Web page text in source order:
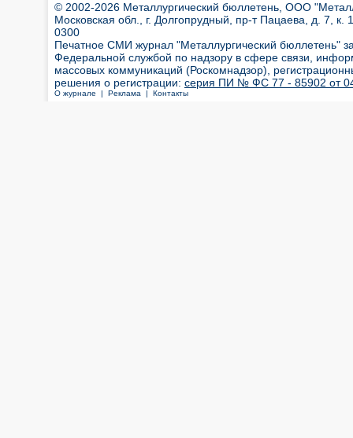
© 2002-2026 Металлургический бюллетень, ООО
Московская обл., г. Долгопрудный, пр-т Пацаева, д. 7,
0300
Печатное СМИ журнал "Металлургический бюллетень"
Федеральной службой по надзору в сфере связи,
массовых коммуникаций (Роскомнадзор),
решения о регистрации: серия ПИ № ФС 77 - 85902 от 04
О журнале | Реклама | Контакты